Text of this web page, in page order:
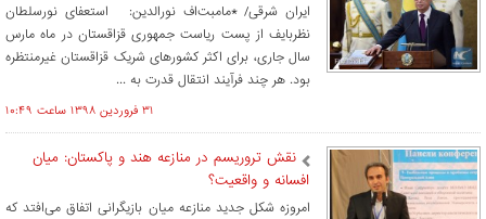
ایران شرقی/ *مامبت‌اف نورالدین: استعفای نورسلطان
نظربایف از پست ریاست جمهوری قزاقستان در ماه مارس
سال جاری، برای اکثر کشورهای شریک قزاقستان غیرمنتظره
بود. هر چند فرآیند انتقال قدرت به ...
۳۱ فروردين ۱۳۹۸ ساعت ۱۰:۴۹
نقش تروریسم در منازعه هند و پاکستان: میان
افسانه و واقعیت؟
امروزه شکل جدید منازعه میان بازیگرانی اتفاق می­‌افتد که